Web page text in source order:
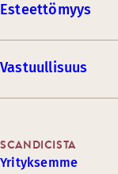
Esteettömyys
Vastuullisuus
SCANDICISTA
Yrityksemme